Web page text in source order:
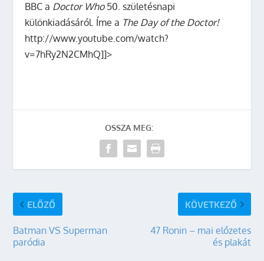
BBC a Doctor Who50. születésnapi
különkiadásáról. Íme a The Day of the Doctor!
http://www.youtube.com/watch?
v=7hRy2N2CMhQ]]>
OSSZA MEG:
ELŐZŐ
Batman VS Superman
paródia
KÖVETKEZŐ
47 Ronin – mai előzetes
és plakát